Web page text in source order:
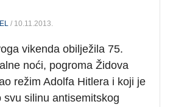
/ 10.11.2013.
vikenda obilježila 75.
noći, pogroma Židova
režim Adolfa Hitlera i koji je
svu silinu antisemitskog